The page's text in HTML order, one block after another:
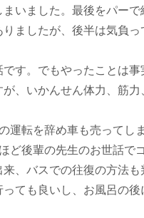
いました。最後をパー
ましたが、後半は気負
です。でもやったことは
、いかんせん体力、筋
運転を辞め車も売ってし
ど後輩の先生のお世話で
、バスでの往復の方法
ても良いし、お風呂の